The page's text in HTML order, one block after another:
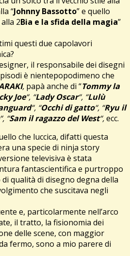
“Johnny Bassotto” e quello
2Bia e la sfida della magia”
questi due capolavori
il responsabile dei disegni
è nientepopodimeno che
, papà anche di “Tommy la
Joe“, “Lady Oscar“, “Lulù
“, “Occhi di gatto“, “Ryu il
“, “Sam il ragazzo del West“,ecc.
che luccica, difatti questa
una specie di ninja story
televisiva è stata
fantascientifica e purtroppo
qualità di disegno degna della
che suscitava negli
e, particolarmente nell’arco
il tratto, la fisionomia dei
delle scene, con maggior
fermo, sono a mio parere di